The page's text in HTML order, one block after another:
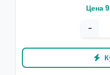
Цена
−